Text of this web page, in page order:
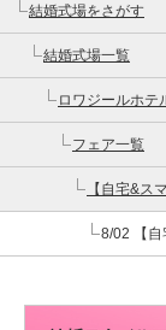
結婚式場をさがす
結婚式場一覧
ロワジールホテ
フェア一覧
【自宅&ス